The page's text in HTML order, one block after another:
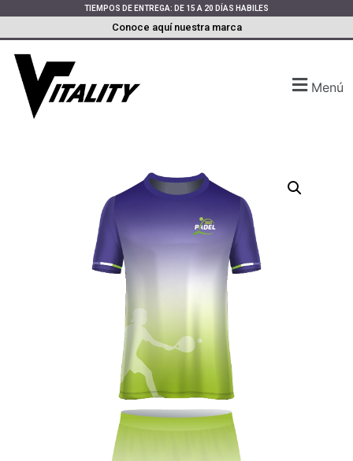
TIEMPOS DE ENTREGA: DE 15 A 20 DÍAS HABILES
Conoce aquí nuestra marca
Menú